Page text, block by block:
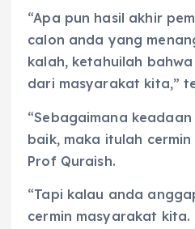
“Apa pun hasil akhir
calon anda yang
kalah, ketahuilah
dari masyarakat kita,”
“Sebagaimana
baik, maka itulah
Prof Quraish.
“Tapi kalau anda
cermin masyarakat kita.